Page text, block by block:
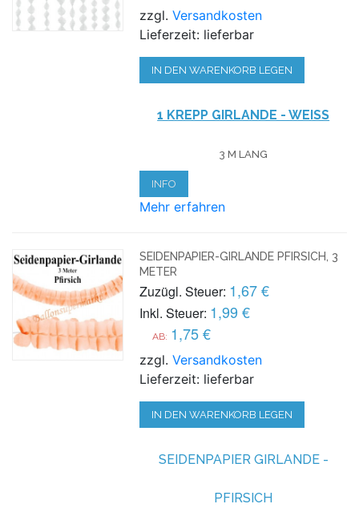
zzgl.Versandkosten
Lieferzeit: lieferbar
IN DEN WARENKORB LEGEN
1 KREPP GIRLANDE - WEISS
3 M LANG
INFO
Mehr erfahren
SEIDENPAPIER-GIRLANDE PFIRSICH, 3
METER
Zuzügl. Steuer: 1,67 €
Inkl. Steuer: 1,99 €
AB: 1,75 €
zzgl.Versandkosten
Lieferzeit: lieferbar
IN DEN WARENKORB LEGEN
SEIDENPAPIER GIRLANDE -
PFIRSICH